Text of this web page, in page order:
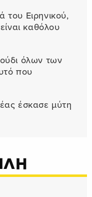
του Ειρηνικού,
καθόλου
όλων των
που
έσκασε μύτη